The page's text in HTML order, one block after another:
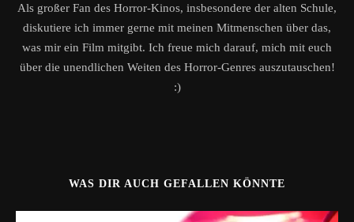
Als großer Fan des Horror-Kinos, insbesondere der alten Schule,
diskutiere ich immer gerne mit meinen Mitmenschen über das,
was mir ein Film mitgibt. Ich freue mich darauf, mich mit euch
über die unendlichen Weiten des Horror-Genres auszutauschen!
:)
WAS DIR AUCH GEFALLEN KÖNNTE